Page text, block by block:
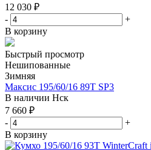
12 030 ₽
-
+
В корзину
Быстрый просмотр
Нешипованные
Зимняя
Максис 195/60/16 89T SP3
В наличии Нск
7 660 ₽
-
+
В корзину